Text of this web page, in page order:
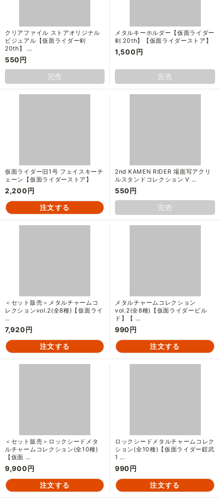
クリアファイル ストアオリジナル
ビジュアル【仮面ライダー剣
20th】 …
550円
完売
メタルキーホルダー【仮面ライダー
剣 20th】【仮面ライダーストア】
1,500円
完売
仮面ライダー旧1号 フェイスキーチ
ェーン【仮面ライダーストア】
2,200円
2nd KAMEN RIDER 場面写アクリ
ルスタンドコレクション V …
550円
完売
＜セット販売＞メタルチャームコ
レクションvol.2(全8種)【仮面ライ
…
7,920円
メタルチャームコレクション
vol.2(全8種)【仮面ライダービル
ド】【 …
990円
＜セット販売＞ロックシードメタ
ルチャームコレクション(全10種)
【仮面 …
9,900円
ロックシードメタルチャームコレク
ション(全10種)【仮面ライダー鎧武
1 …
990円